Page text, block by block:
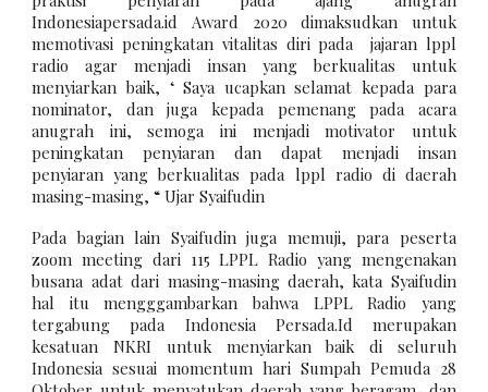
Indonesiapersada.id Award 2020 dimaksudkan untuk
memotivasi peningkatan vitalitas diri pada jajaran lppl
radio agar menjadi insan yang berkualitas untuk
menyiarkan baik, ‘ Saya ucapkan selamat kepada para
nominator, dan juga kepada pemenang pada acara
anugrah ini, semoga ini menjadi motivator untuk
peningkatan penyiaran dan dapat menjadi insan
penyiaran yang berkualitas pada lppl radio di daerah
masing-masing, “ Ujar Syaifudin
Pada bagian lain Syaifudin juga memuji, para peserta
zoom meeting dari 115 LPPL Radio yang mengenakan
busana adat dari masing-masing daerah, kata Syaifudin
hal itu mengggambarkan bahwa LPPL Radio yang
tergabung pada Indonesia Persada.Id merupakan
kesatuan NKRI untuk menyiarkan baik di seluruh
Indonesia sesuai momentum hari Sumpah Pemuda 28